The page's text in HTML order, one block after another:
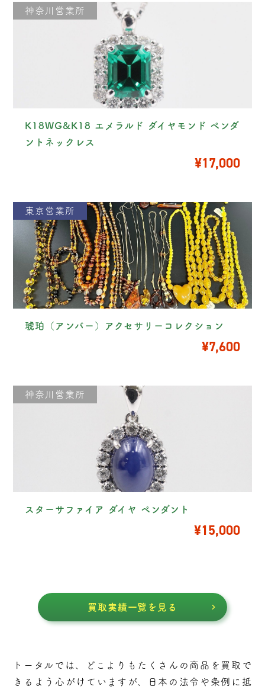
神奈川営業所
K18WG&K18 エメラルド ダイヤモンド ペンダ
ントネックレス
¥17,000
東京営業所
琥珀（アンバー）アクセサリーコレクション
¥7,600
神奈川営業所
スターサファイア ダイヤ ペンダント
¥15,000
買取実績一覧を見る
トータルでは、どこよりもたくさんの商品を買取で
きるよう⼼がけていますが、⽇本の法令や条例に抵